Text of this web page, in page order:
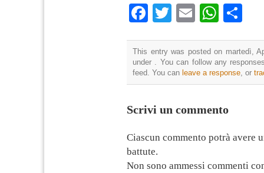
Facebook
TwitterEmail
This entry was posted on martedì,
under . You can follow any
feed. You can leave a response , or
Scrivi un commento
Ciascun commento potrà avere
battute.
Non sono ammessi commenti